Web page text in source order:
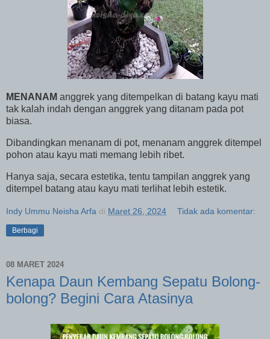
MENANAM anggrek yang ditempelkan di batang kayu mati
tak kalah indah dengan anggrek yang ditanam pada pot
biasa.
Dibandingkan menanam di pot, menanam anggrek ditempel
pohon atau kayu mati memang lebih ribet.
Hanya saja, secara estetika, tentu tampilan anggrek yang
ditempel batang atau kayu mati terlihat lebih estetik.
Indy Ummu Neisha Arfa di Maret 26, 2024 Tidak ada komentar:
Berbagi
08 MARET 2024
Kenapa Daun Kembang Sepatu Bolong-
bolong? Begini Cara Atasinya